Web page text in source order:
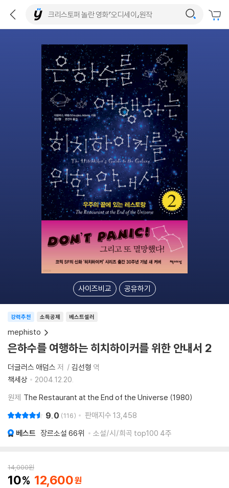
사이즈비교 공유하기
소득공제 베스트셀러
강력추천
mephisto
은하수를 여행하는 히치하이커를 위한 안내서 2
더글러스 애덤스 저 김선형 역
책세상
2004.12.20.
원제 The Restaurant at the End of the Universe (1980)
9.0 116 판매지수 13,458
베스트 장르소설 66위 소설/시/희곡 top100 4주
14,000원
10 12,600